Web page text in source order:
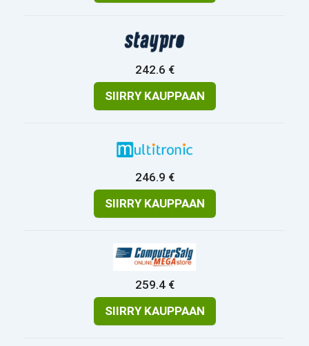
242.6 €
SIIRRY KAUPPAAN
246.9 €
SIIRRY KAUPPAAN
259.4 €
SIIRRY KAUPPAAN